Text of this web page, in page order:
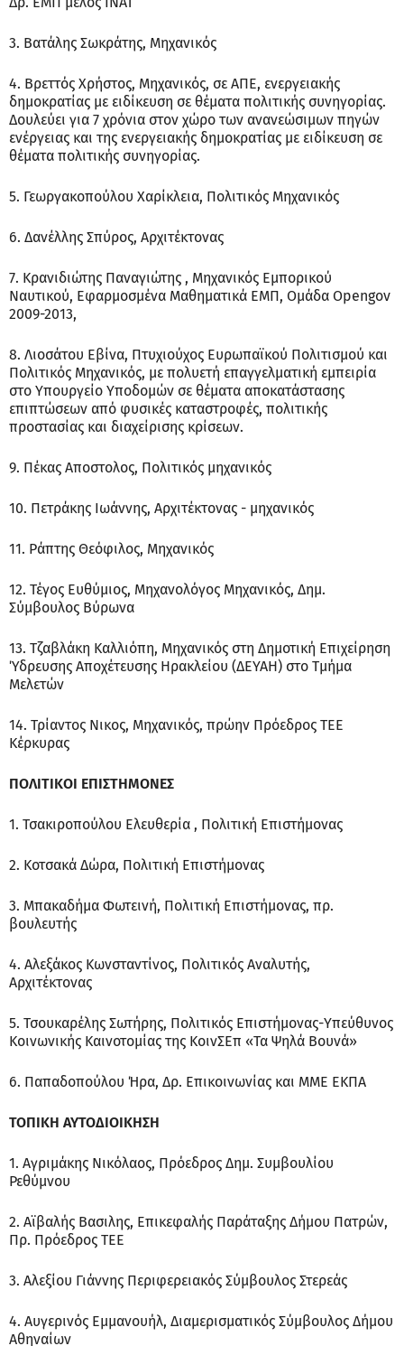
3. Βατάλης Σωκράτης, Μηχανικός
4. Βρεττός Χρήστος, Μηχανικός, σε ΑΠΕ, ενεργειακής
δημοκρατίας με ειδίκευση σε θέματα πολιτικής συνηγορίας.
Δουλεύει για 7 χρόνια στον χώρο των ανανεώσιμων πηγών
ενέργειας και της ενεργειακής δημοκρατίας με ειδίκευση σε
θέματα πολιτικής συνηγορίας.
5. Γεωργακοπούλου Χαρίκλεια, Πολιτικός Μηχανικός
6. Δανέλλης Σπύρος, Αρχιτέκτονας
7. Κρανιδιώτης Παναγιώτης , Μηχανικός Εμπορικού
Ναυτικού, Εφαρμοσμένα Μαθηματικά ΕΜΠ, Ομάδα Opengov
2009-2013,
8. Λιοσάτου Εβίνα, Πτυχιούχος Ευρωπαϊκού Πολιτισμού και
Πολιτικός Μηχανικός, με πολυετή επαγγελματική εμπειρία
στο Υπουργείο Υποδομών σε θέματα αποκατάστασης
επιπτώσεων από φυσικές καταστροφές, πολιτικής
προστασίας και διαχείρισης κρίσεων.
9. Πέκας Αποστολος, Πολιτικός μηχανικός
10. Πετράκης Ιωάννης, Αρχιτέκτονας - μηχανικός
11. Ράπτης Θεόφιλος, Μηχανικός
12. Τέγος Ευθύμιος, Μηχανολόγος Μηχανικός, Δημ.
Σύμβουλος Βύρωνα
13. Τζαβλάκη Καλλιόπη, Μηχανικός στη Δημοτική Επιχείρηση
Ύδρευσης Αποχέτευσης Ηρακλείου (ΔΕΥΑΗ) στο Τμήμα
Μελετών
14. Τρίαντος Νικος, Μηχανικός, πρώην Πρόεδρος ΤΕΕ
Κέρκυρας
ΠΟΛΙΤΙΚΟΙ ΕΠΙΣΤΗΜΟΝΕΣ
1. Τσακιροπούλου Ελευθερία , Πολιτική Επιστήμονας
2. Κοτσακά Δώρα, Πολιτική Επιστήμονας
3. Μπακαδήμα Φωτεινή, Πολιτική Επιστήμονας, πρ.
βουλευτής
4. Αλεξάκος Κωνσταντίνος, Πολιτικός Αναλυτής,
Αρχιτέκτονας
5. Τσουκαρέλης Σωτήρης, Πολιτικός Επιστήμονας-Υπεύθυνος
Κοινωνικής Καινοτομίας της ΚοινΣΕπ «Τα Ψηλά Βουνά»
6. Παπαδοπούλου Ήρα, Δρ. Επικοινωνίας και ΜΜΕ ΕΚΠΑ
ΤΟΠΙΚΗ ΑΥΤΟΔΙΟΙΚΗΣΗ
1. Αγριμάκης Νικόλαος, Πρόεδρος Δημ. Συμβουλίου
Ρεθύμνου
2. Αϊβαλής Βασιλης, Επικεφαλής Παράταξης Δήμου Πατρών,
Πρ. Πρόεδρος ΤΕΕ
3. Αλεξίου Γιάννης Περιφερειακός Σύμβουλος Στερεάς
4. Αυγερινός Εμμανουήλ, Διαμερισματικός Σύμβουλος Δήμου
Αθηναίων